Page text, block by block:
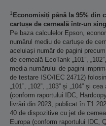
1 Economisiți până la 95% din
cartușe de cerneală într-un
Pe baza calculelor Epson,
numărul mediu de cartușe de
aceluiași număr de pagini
de cerneală EcoTank „101”,
media numărului de pagini
de testare ISO/IEC 24712)
„101”, „102”, „103” și „104” și
(conform raportului IDC,
livrări din 2023, publicat în T1
40 de dispozitive cu jet de
Europa (conform raportului IDC,